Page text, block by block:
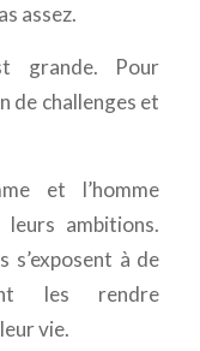
assez.
grande. Pour
de challenges et
et l’homme
ambitions.
s’exposent à de
les rendre
vie.